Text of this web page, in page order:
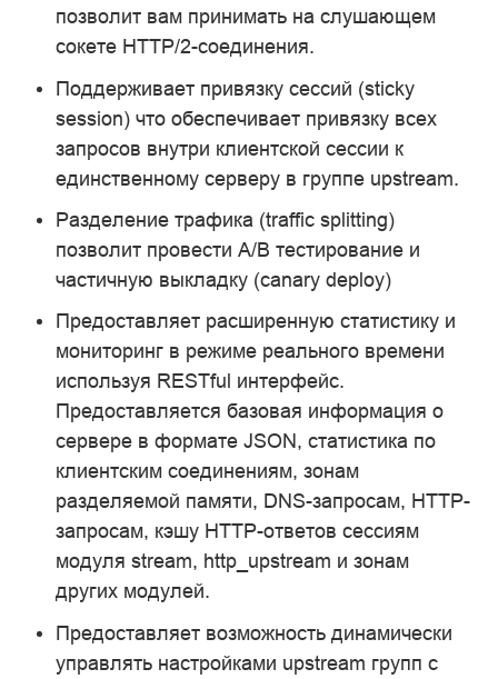
позволит вам принимать на слушающем
сокете HTTP/2-соединения.
Поддерживает привязку сессий (sticky
session) что обеспечивает привязку всех
запросов внутри клиентской сессии к
единственному серверу в группе upstream.
Разделение трафика (traffic splitting)
позволит провести A/B тестирование и
частичную выкладку (canary deploy)
Предоставляет расширенную статистику и
мониторинг в режиме реального времени
используя RESTful интерфейс.
Предоставляется базовая информация о
сервере в формате JSON, статистика по
клиентским соединениям, зонам
разделяемой памяти, DNS-запросам, HTTP-
запросам, кэшу HTTP-ответов сессиям
модуля stream, http_upstream и зонам
других модулей.
Предоставляет возможность динамически
управлять настройками upstream групп с